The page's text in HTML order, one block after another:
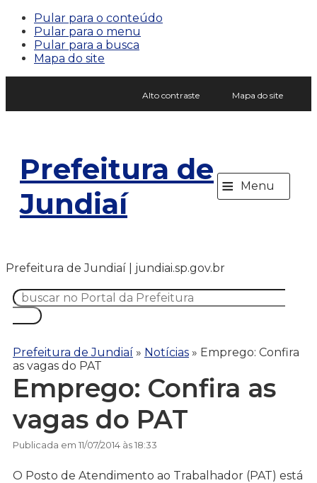
Pular para o conteúdo
Pular para o menu
Pular para a busca
Mapa do site
Alto contraste Mapa do site
Prefeitura de
Jundiaí
≡ Menu
Prefeitura de Jundiaí | jundiai.sp.gov.br
Prefeitura de Jundiaí » Notícias » Emprego: Confira
as vagas do PAT
Emprego: Confira as
vagas do PAT
Publicada em 11/07/2014 às 18:33
O Posto de Atendimento ao Trabalhador (PAT) está